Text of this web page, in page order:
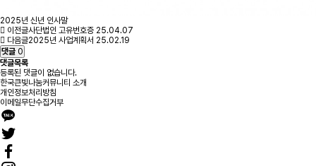
2025년 신년 인사말
이전글사단법인 고유번호증 25.04.07
다음글2025년 사업계획서 25.02.19
댓글 0
댓글목록
등록된 댓글이 없습니다.
한국큰빛나눔커뮤니티 소개
개인정보처리방침
이메일무단수집거부